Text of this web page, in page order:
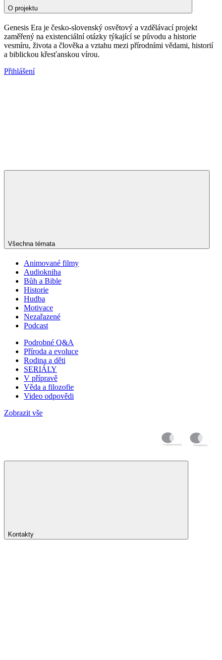
O projektu
Genesis Era je česko-slovenský osvětový a vzdělávací projekt
zaměřený na existenciální otázky týkající se původu a historie
vesmíru, života a člověka a vztahu mezi přírodními vědami, historií
a biblickou křesťanskou vírou.
Přihlášení
Všechna témata
Animované filmy
Audiokniha
Bůh a Bible
Historie
Hudba
Motivace
Nezařazené
Podcast
Podrobné Q&A
Příroda a evoluce
Rodina a děti
SERIÁLY
V přípravě
Věda a filozofie
Video odpovědi
Zobrazit vše
Kontakty